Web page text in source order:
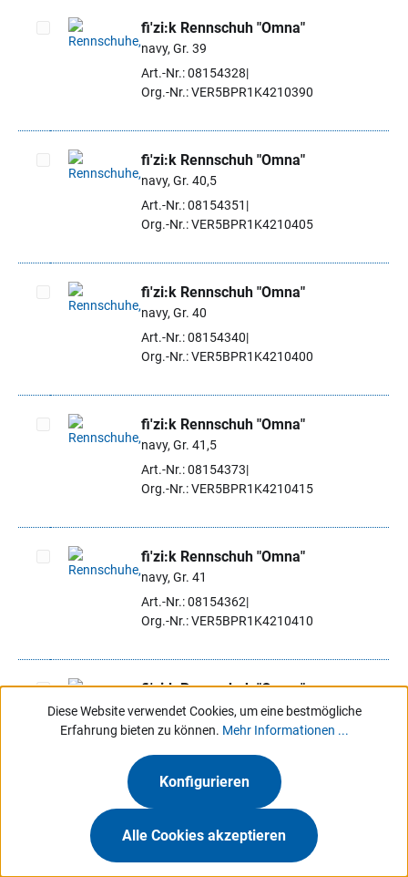
Artikel auswählen
fi'zi:k Rennschuh "Omna"
navy, Gr. 39
Art.-Nr.: 08154328
Org.-Nr.: VER5BPR1K4210390
Artikel auswählen
fi'zi:k Rennschuh "Omna"
navy, Gr. 40,5
Art.-Nr.: 08154351
Org.-Nr.: VER5BPR1K4210405
Artikel auswählen
fi'zi:k Rennschuh "Omna"
navy, Gr. 40
Art.-Nr.: 08154340
Org.-Nr.: VER5BPR1K4210400
Artikel auswählen
fi'zi:k Rennschuh "Omna"
navy, Gr. 41,5
Art.-Nr.: 08154373
Org.-Nr.: VER5BPR1K4210415
Artikel auswählen
fi'zi:k Rennschuh "Omna"
navy, Gr. 41
Art.-Nr.: 08154362
Org.-Nr.: VER5BPR1K4210410
Artikel auswählen
fi'zi:k Rennschuh "Omna"
navy, Gr. 42,5
Art.-Nr.: 08154395
Org.-Nr.: VER5BPR1K4210425
Artikel auswählen
navy, Gr. 42
Art.-Nr.: 08154384
Diese Website verwendet Cookies, um eine bestmögliche
Erfahrung bieten zu können. Mehr Informationen ...
Konfigurieren
Alle Cookies akzeptieren